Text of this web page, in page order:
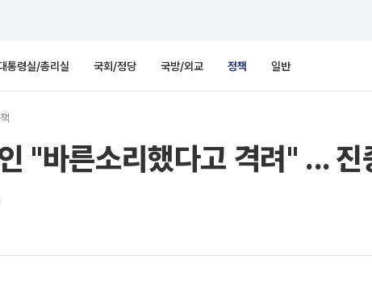
통령실/총리실 국회/정당 국방/외교 정책 일반
"바른소리했다고 격려" ...